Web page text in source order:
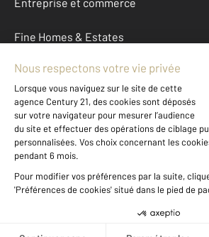
Fine Homes & Estates
À propos
International
Nous contacter
Données personnelles